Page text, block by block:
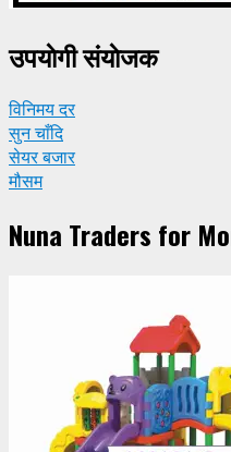
उपयाेगी संयाेजक
विनिमय दर
सुन चाँदि
सेयर बजार
मौसम
Nuna Traders for